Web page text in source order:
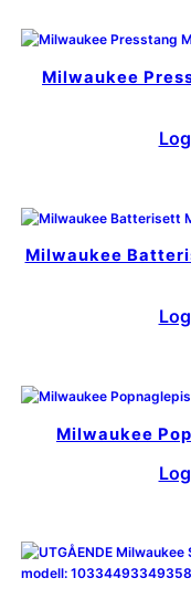
Milwaukee
Milwaukee
Milwaukee